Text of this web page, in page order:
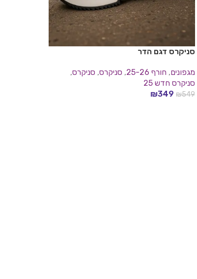
סניקרס דגם הדר
מגפונים, חורף 25-26 , סניקרס​, סניקרס,
סניקרס חדש 25
₪549
₪349